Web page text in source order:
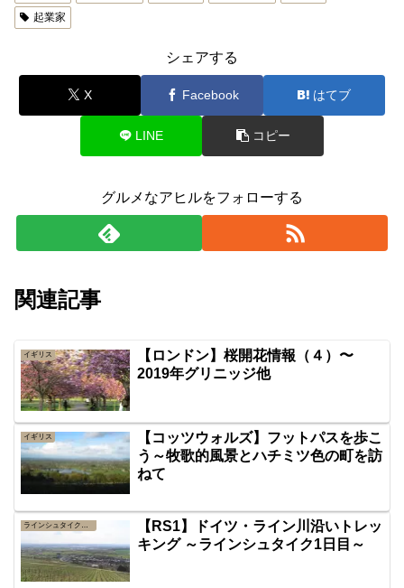
起業家
シェアする
X Facebook はてブ
LINE コピー
グルメなアヒルをフォローする
関連記事
イギリス
【ロンドン】桜開花情報（４）〜
2019年グリニッジ他
イギリス
【コッツウォルズ】フットパスを歩こ
う～牧歌的風景とハチミツ色の町を訪
ねて
ラインシュタイク（ライン川高所道）
【RS1】ドイツ・ライン川沿いトレッ
キング ～ラインシュタイク1日目～